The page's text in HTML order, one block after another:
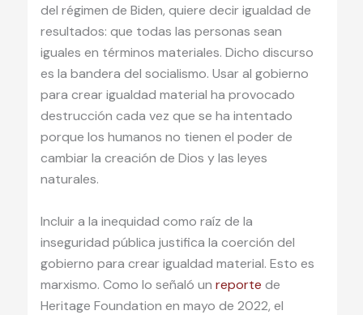
del régimen de Biden, quiere decir igualdad de
resultados: que todas las personas sean
iguales en términos materiales. Dicho discurso
es la bandera del socialismo. Usar al gobierno
para crear igualdad material ha provocado
destrucción cada vez que se ha intentado
porque los humanos no tienen el poder de
cambiar la creación de Dios y las leyes
naturales.
Incluir a la inequidad como raíz de la
inseguridad pública justifica la coerción del
gobierno para crear igualdad material. Esto es
marxismo. Como lo señaló un reporte de
Heritage Foundation en mayo de 2022, el